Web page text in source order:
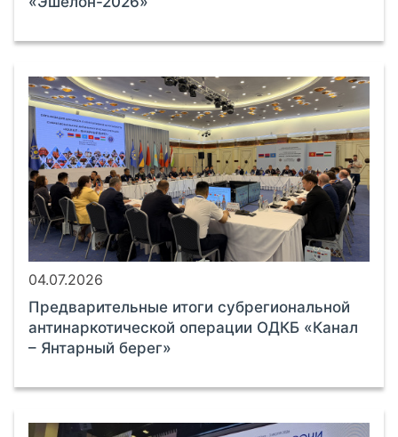
04.07.2026
Предварительные итоги субрегиональной
антинаркотической операции ОДКБ «Канал
– Янтарный берег»